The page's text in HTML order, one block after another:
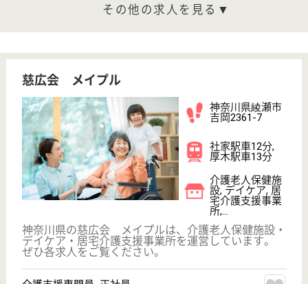
介護の転職支援サービスお申込み
簡単 30 秒登録
保有資格を選択してくださ
い
保有資格 必須
介護福祉士 社会福祉士
ケアマネジャー PT
誕生年 必須